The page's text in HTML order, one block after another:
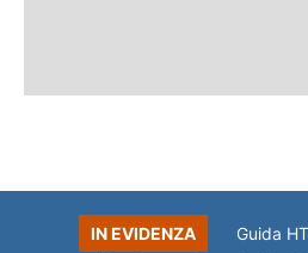
IN EVIDENZA Guida